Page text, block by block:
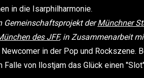
in die Isarphilharmonie.
Gemeinschaftsprojekt derMünchner
des JFF, in Zusammenarbeit
in der Pop und Rockszene.
Falle von llostjam das Glück einen